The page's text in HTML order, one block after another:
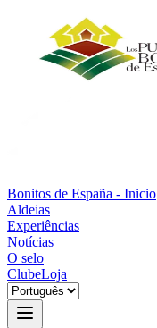
Bonitos de España - Inicio
Aldeias
Experiências
Notícias
O selo
ClubeLoja